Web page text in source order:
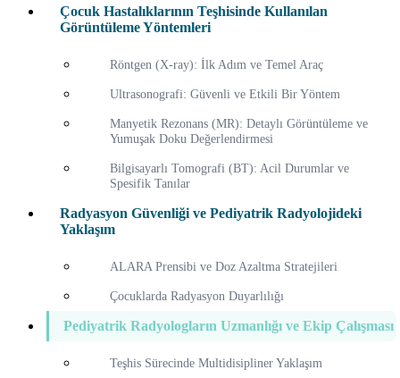
Çocuk Hastalıklarının Teşhisinde Kullanılan
Görüntüleme Yöntemleri
Röntgen (X-ray): İlk Adım ve Temel Araç
Ultrasonografi: Güvenli ve Etkili Bir Yöntem
Manyetik Rezonans (MR): Detaylı Görüntüleme ve
Yumuşak Doku Değerlendirmesi
Bilgisayarlı Tomografi (BT): Acil Durumlar ve
Spesifik Tanılar
Radyasyon Güvenliği ve Pediyatrik Radyolojideki
Yaklaşım
ALARA Prensibi ve Doz Azaltma Stratejileri
Çocuklarda Radyasyon Duyarlılığı
Pediyatrik Radyologların Uzmanlığı ve Ekip Çalışması
Teşhis Sürecinde Multidisipliner Yaklaşım